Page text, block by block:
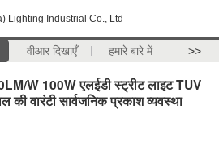
Lighting Industrial Co., Ltd
वीआर दिखाएँ हमारे बारे में >>
W 100W एलईडी स्ट्रीट लाइट TUV
वारंटी सार्वजनिक प्रकाश व्यवस्था